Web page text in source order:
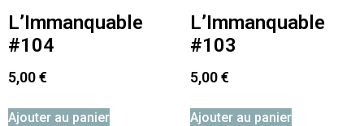
L’Immanquable
#104
5,00€
Ajouter au panier
L’Immanquable
#103
5,00€
Ajouter au panier